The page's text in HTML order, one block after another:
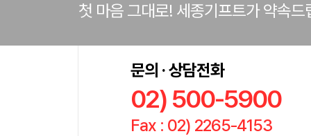
첫 마음 그대로! 세종기프트가 약속드
문의 · 상담전화
02) 500-5900
Fax : 02) 2265-4153